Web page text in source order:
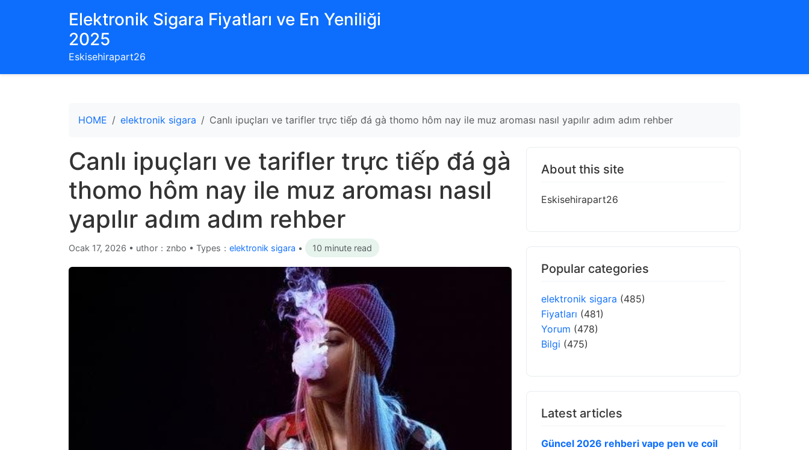
Elektronik Sigara Fiyatları ve En Yeniliği
2025
Eskisehirapart26
HOME elektronik sigara Canlı ipuçları ve tarifler trực tiếp đá gà thomo hôm nay ile muz aroması nasıl yapılır adım adım rehber
Canlı ipuçları ve tarifler trực tiếp đá gà
thomo hôm nay ile muz aroması nasıl
yapılır adım adım rehber
Ocak 17, 2026 • uthor：znbo • Types： elektronik sigara • 10 minute read
About this site
Eskisehirapart26
Popular categories
elektronik sigara (485)
Fiyatları (481)
Yorum (478)
Bilgi (475)
Latest articles
Güncel 2026 rehberi vape pen ve coil